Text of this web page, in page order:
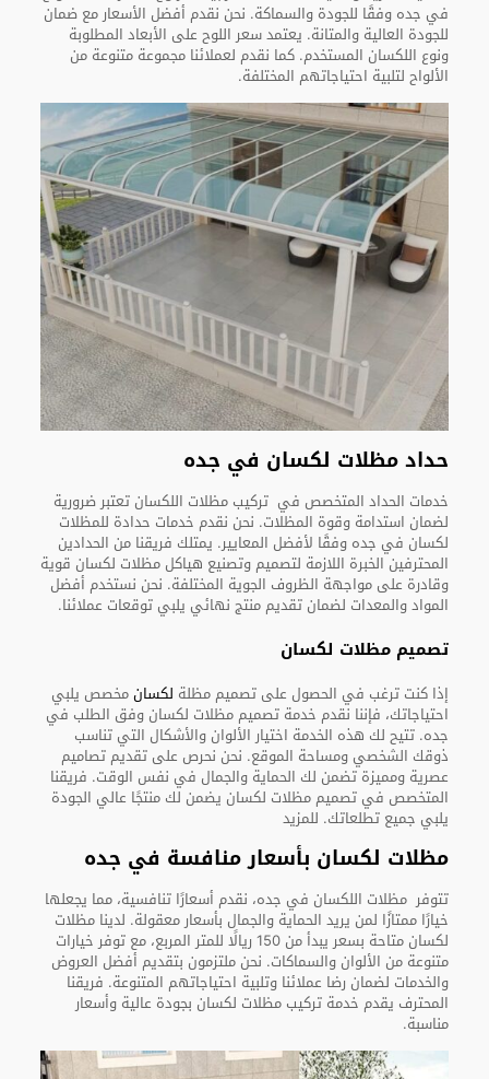
في جده وفقًا للجودة والسماكة. نحن نقدم أفضل الأسعار مع ضمان
للجودة العالية والمتانة. يعتمد سعر اللوح على الأبعاد المطلوبة
ونوع اللكسان المستخدم. كما نقدم لعملائنا مجموعة متنوعة من
الألواح لتلبية احتياجاتهم المختلفة.
حداد مظلات لكسان في جده
خدمات الحداد المتخصص في تركيب مظلات اللكسان تعتبر ضرورية
لضمان استدامة وقوة المظلات. نحن نقدم خدمات حدادة للمظلات
لكسان في جده وفقًا لأفضل المعايير. يمتلك فريقنا من الحدادين
المحترفين الخبرة اللازمة لتصميم وتصنيع هياكل مظلات لكسان قوية
وقادرة على مواجهة الظروف الجوية المختلفة. نحن نستخدم أفضل
المواد والمعدات لضمان تقديم منتج نهائي يلبي توقعات عملائنا.
تصميم مظلات لكسان
إذا كنت ترغب في الحصول على تصميم مظلة لكسانمخصص يلبي
احتياجاتك، فإننا نقدم خدمة تصميم مظلات لكسان وفق الطلب في
جده. تتيح لك هذه الخدمة اختيار الألوان والأشكال التي تناسب
ذوقك الشخصي ومساحة الموقع. نحن نحرص على تقديم تصاميم
عصرية ومميزة تضمن لك الحماية والجمال في نفس الوقت. فريقنا
المتخصص في تصميم مظلات لكسان يضمن لك منتجًا عالي الجودة
يلبي جميع تطلعاتك. للمزيد
مظلات لكسان بأسعار منافسة في جده
تتوفر مظلات اللكسان في جده، نقدم أسعارًا تنافسية، مما يجعلها
خيارًا ممتازًا لمن يريد الحماية والجمال بأسعار معقولة. لدينا مظلات
لكسان متاحة بسعر يبدأ من 150 ريالًا للمتر المربع، مع توفر خيارات
متنوعة من الألوان والسماكات. نحن ملتزمون بتقديم أفضل العروض
والخدمات لضمان رضا عملائنا وتلبية احتياجاتهم المتنوعة. فريقنا
المحترف يقدم خدمة تركيب مظلات لكسان بجودة عالية وأسعار
مناسبة.